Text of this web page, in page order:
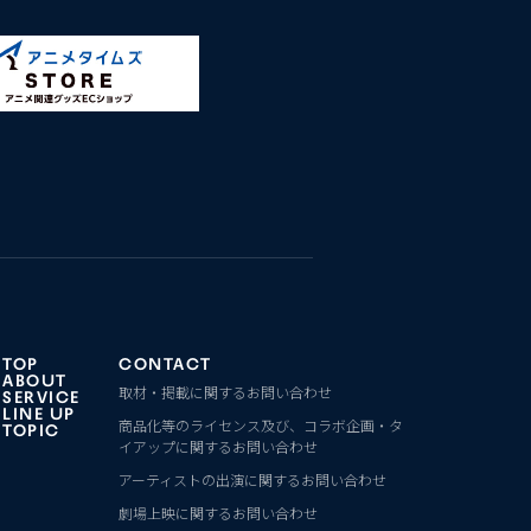
TOP
ABOUT
SERVICE
LINE UP
TOPIC
CONTACT
取材・掲載に関するお問い合わせ
商品化等のライセンス及び、コラボ企画・タ
イアップに関するお問い合わせ
アーティストの出演に関するお問い合わせ
劇場上映に関するお問い合わせ